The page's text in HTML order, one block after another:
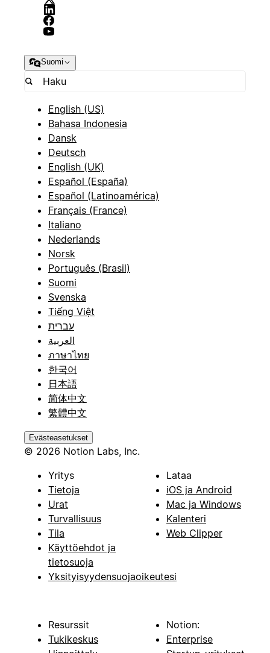
Suomi
English (US)
Bahasa Indonesia
Dansk
Deutsch
English (UK)
Español (España)
Español (Latinoamérica)
Français (France)
Italiano
Nederlands
Norsk
Português (Brasil)
Suomi
Svenska
Tiếng Việt
עברית
العربية
ภาษาไทย
한국어
日本語
简体中文
繁體中文
Evästeasetukset
© 2026 Notion Labs, Inc.
Yritys
Tietoja
Urat
Turvallisuus
Tila
Käyttöehdot ja
tietosuoja
Yksityisyydensuojaoikeutesi
Lataa
iOS ja Android
Mac ja Windows
Kalenteri
Web Clipper
Resurssit
Tukikeskus
Notion:
Enterprise